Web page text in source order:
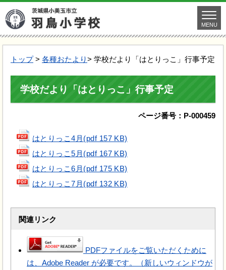
MENU
トップ> 各種おたより> 学校だより「はとりっこ」行事予定
学校だより「はとりっこ」行事予定
ページ番号：P-000459
はとりっこ4月(pdf 157 KB)
はとりっこ5月(pdf 167 KB)
はとりっこ6月(pdf 175 KB)
はとりっこ7月(pdf 132 KB)
関連リンク
PDFファイルをご覧いただくために
は、Adobe Reader が必要です。（新しいウィンドウが